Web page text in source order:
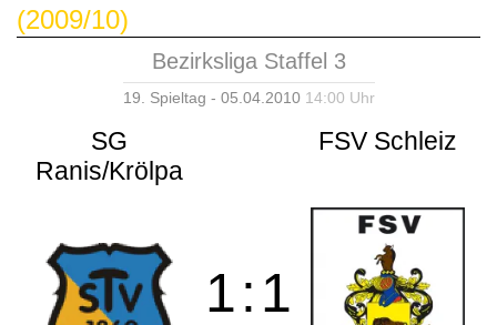
(2009/10)
Bezirksliga Staffel 3
19. Spieltag - 05.04.2010 14:00 Uhr
SG
Ranis/Krölpa
FSV Schleiz
1:1